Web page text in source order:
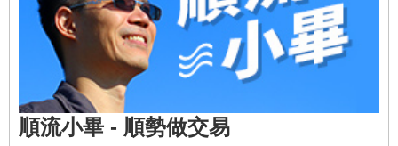
順流小畢 - 順勢做交易
正在上 第四堂：學會辨認價格的狀態
37
正在上 【獵股快手APP】基礎篇（一）（二）
7小姐